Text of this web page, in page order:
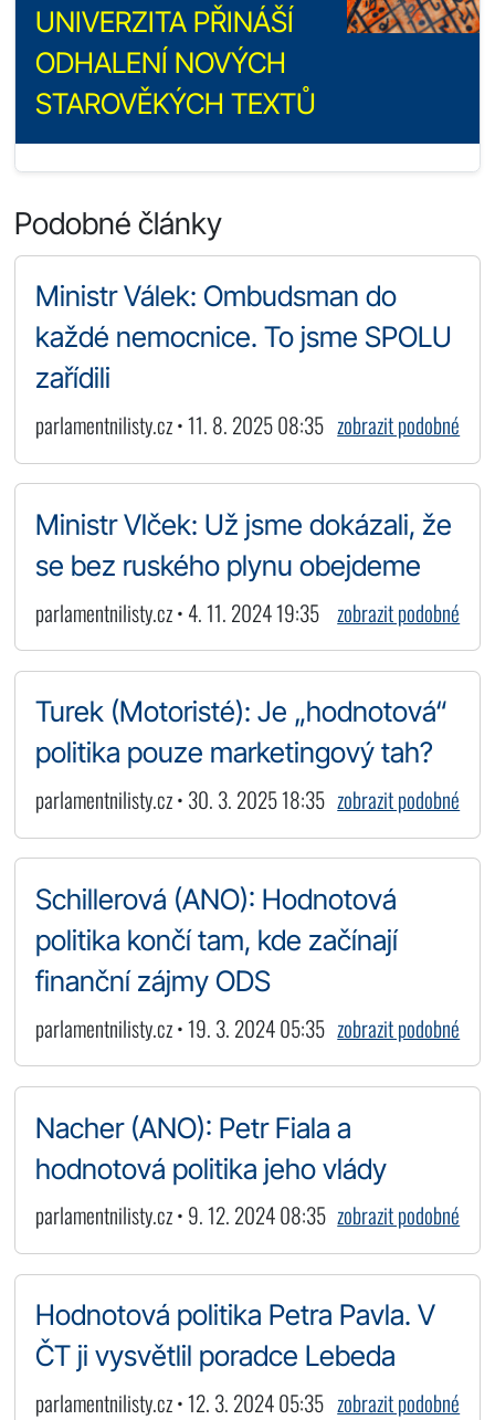
UNIVERZITA PŘINÁŠÍ
ODHALENÍ NOVÝCH
STAROVĚKÝCH TEXTŮ
Podobné články
Ministr Válek: Ombudsman do
každé nemocnice. To jsme SPOLU
zařídili
parlamentnilisty.cz • 11. 8. 2025 08:35 zobrazit podobné
Ministr Vlček: Už jsme dokázali, že
se bez ruského plynu obejdeme
parlamentnilisty.cz • 4. 11. 2024 19:35 zobrazit podobné
Turek (Motoristé): Je „hodnotová“
politika pouze marketingový tah?
parlamentnilisty.cz • 30. 3. 2025 18:35 zobrazit podobné
Schillerová (ANO): Hodnotová
politika končí tam, kde začínají
finanční zájmy ODS
parlamentnilisty.cz • 19. 3. 2024 05:35 zobrazit podobné
Nacher (ANO): Petr Fiala a
hodnotová politika jeho vlády
parlamentnilisty.cz • 9. 12. 2024 08:35 zobrazit podobné
Hodnotová politika Petra Pavla. V
ČT ji vysvětlil poradce Lebeda
parlamentnilisty.cz • 12. 3. 2024 05:35 zobrazit podobné